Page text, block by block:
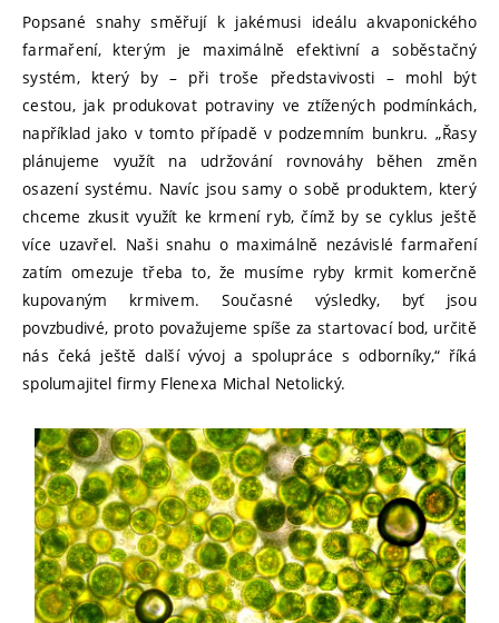
Popsané snahy směřují k jakémusi ideálu akvaponického
farmaření, kterým je maximálně efektivní a soběstačný
systém, který by – při troše představivosti – mohl být
cestou, jak produkovat potraviny ve ztížených podmínkách,
například jako v tomto případě v podzemním bunkru. „Řasy
plánujeme využít na udržování rovnováhy běhen změn
osazení systému. Navíc jsou samy o sobě produktem, který
chceme zkusit využít ke krmení ryb, čímž by se cyklus ještě
více uzavřel. Naši snahu o maximálně nezávislé farmaření
zatím omezuje třeba to, že musíme ryby krmit komerčně
kupovaným krmivem. Současné výsledky, byť jsou
povzbudivé, proto považujeme spíše za startovací bod, určitě
nás čeká ještě další vývoj a spolupráce s odborníky,“ říká
spolumajitel firmy Flenexa Michal Netolický.